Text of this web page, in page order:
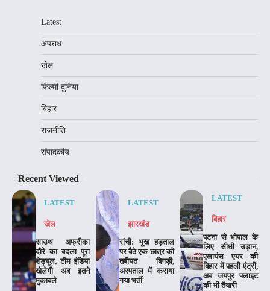
Latest
अपराध
खेल
फिल्मी दुनिया
बिहार
राजनीति
संपादकीय
Recent Viewed
LATEST
खेल
साउथ अफ्रीका
दौरे का बदला पूरा
शेड्यूल, टीम इंडिया
खेलेगी अब इतने
मुकाबले
LATEST
झारखंड
रांची: भूख हड़ताल
पर बैठे एक छात्र की
तबीयत बिगड़ी,
अस्पताल में कराया
गया भर्ती
LATEST
बिहार
पटना से भोपाल के
लिए सीधी उड़ान,
एलायंस एयर की
बिहार में पहली एंट्री,
अब जयपुर फ्लाइट
की भी तैयारी